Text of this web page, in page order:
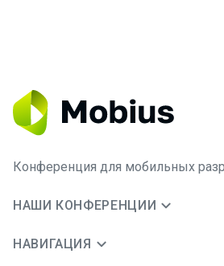
Конференция для мобильных
НАШИ КОНФЕРЕНЦИИ
НАВИГАЦИЯ